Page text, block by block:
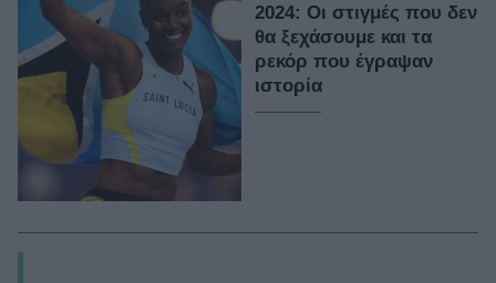
2024: Οι στιγμές που δεν
θα ξεχάσουμε και τα
ρεκόρ που έγραψαν
ιστορία